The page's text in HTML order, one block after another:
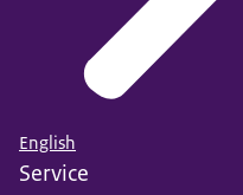
English
Service